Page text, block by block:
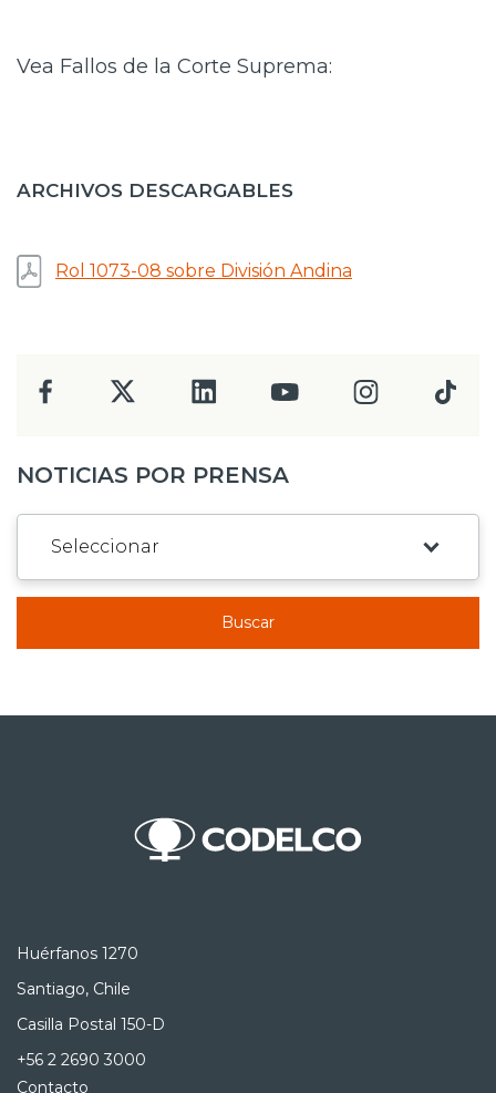
Vea Fallos de la Corte Suprema:
ARCHIVOS DESCARGABLES
Rol 1073-08 sobre División Andina
NOTICIAS POR PRENSA
Buscar
Huérfanos 1270
Santiago, Chile
Casilla Postal 150-D
+56 2 2690 3000
Contacto